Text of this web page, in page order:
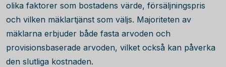
olika faktorer som bostadens värde, försäljningspris
och vilken mäklartjänst som väljs. Majoriteten av
mäklarna erbjuder både fasta arvoden och
provisionsbaserade arvoden, vilket också kan påverka
den slutliga kostnaden.